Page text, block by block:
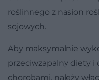
roślinnego z nasion
sojowych.
Aby maksymalnie
przeciwzapalny diety i
chorobami, należy